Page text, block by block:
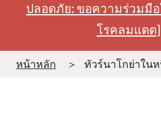
ปลอดภัย: ขอความร่วมมื
โรคลมแดด]
หน้าหลัก ทัวร์นาโกย่าใน